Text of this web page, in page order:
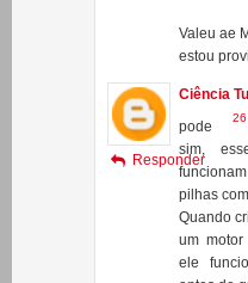
vai
Valeu ae
estou
Ciência
pode
sim,
pilhas
Quando
Responder